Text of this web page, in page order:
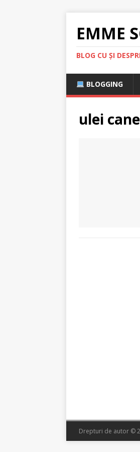
EMME
BLOG CU ȘI
BLOGGING
ulei
Drepturi de autor ©